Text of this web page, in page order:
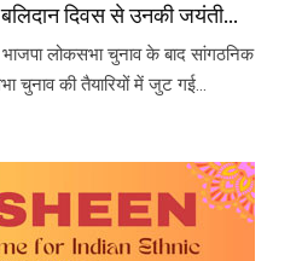
दिवस से उनकी जयंती...
लोकसभा चुनाव के बाद सांगठनिक
चुनाव की तैयारियों में जुट गई...